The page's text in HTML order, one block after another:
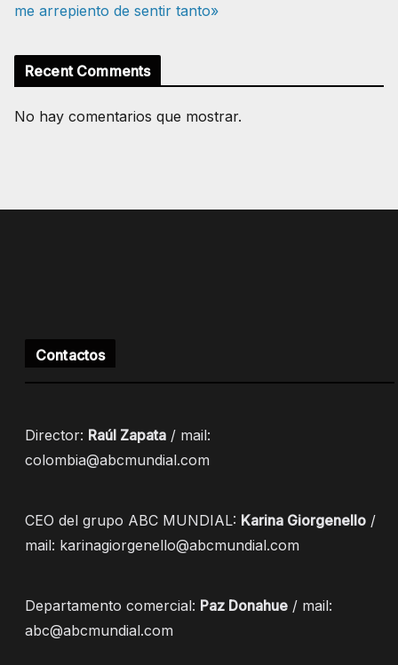
me arrepiento de sentir tanto»
Recent Comments
No hay comentarios que mostrar.
Contactos
Director: Raúl Zapata / mail:
colombia@abcmundial.com
CEO del grupo ABC MUNDIAL: Karina Giorgenello /
mail: karinagiorgenello@abcmundial.com
Departamento comercial: Paz Donahue / mail:
abc@abcmundial.com